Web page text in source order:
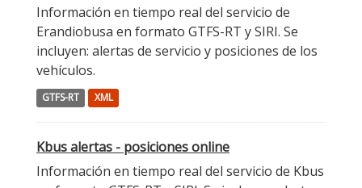
Información en tiempo real del servicio de
Erandiobusa en formato GTFS-RT y SIRI. Se
incluyen: alertas de servicio y posiciones de los
vehículos.
GTFS-RT XML
Kbus alertas - posiciones online
Información en tiempo real del servicio de Kbus